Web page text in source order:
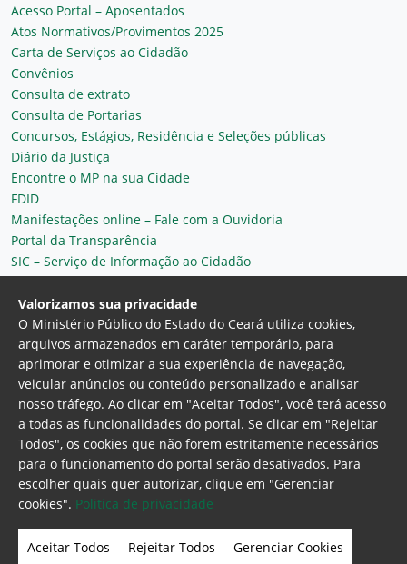
Acesso Portal – Aposentados
Atos Normativos/Provimentos 2025
Carta de Serviços ao Cidadão
Convênios
Consulta de extrato
Consulta de Portarias
Concursos, Estágios, Residência e Seleções públicas
Diário da Justiça
Encontre o MP na sua Cidade
FDID
Manifestações online – Fale com a Ouvidoria
Portal da Transparência
SIC – Serviço de Informação ao Cidadão
Plantão MP do Ceará
Secretaria Geral
Ministério Público do Estado do Ceará
Procuradoria Geral de Justiça Av. Gen. Afonso
Albuquerque Lima, 130 - Cambeba - CEP:
60.822-325 - Fortaleza, Ceará. Brasil
Home Page Intranet Webmail Office 365
Valorizamos sua privacidade
O Ministério Público do Estado do Ceará utiliza cookies,
arquivos armazenados em caráter temporário, para
aprimorar e otimizar a sua experiência de navegação,
veicular anúncios ou conteúdo personalizado e analisar
nosso tráfego. Ao clicar em "Aceitar Todos", você terá acesso
a todas as funcionalidades do portal. Se clicar em "Rejeitar
Todos", os cookies que não forem estritamente necessários
para o funcionamento do portal serão desativados. Para
escolher quais quer autorizar, clique em "Gerenciar
cookies". Politica de privacidade
Aceitar Todos Rejeitar Todos Gerenciar Cookies